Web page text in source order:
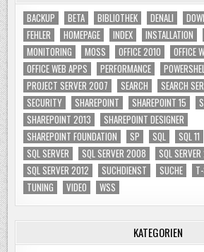
BACKUP BETA BIBLIOTHEK DENALI
FEHLER
HOMEPAGE INDEX INSTALLATION
MONITORING
MOSS OFFICE 2010
OFFICE
OFFICE WEB APPS
PERFORMANCE
PROJECT SERVER 2007
SEARCH
SEARCH
SECURITY
SHAREPOINT SHAREPOINT 15
SHAREPOINT 2013
SHAREPOINT DESIGNER
SHAREPOINT FOUNDATION
SP SQL SQL 11
SQL SERVER
SQL SERVER 2008
SQL
SQL SERVER 2012
SUCHDIENST SUCHE
TUNING
VIDEO WSS
KATEGORIEN